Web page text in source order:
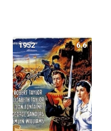
6.6
1952